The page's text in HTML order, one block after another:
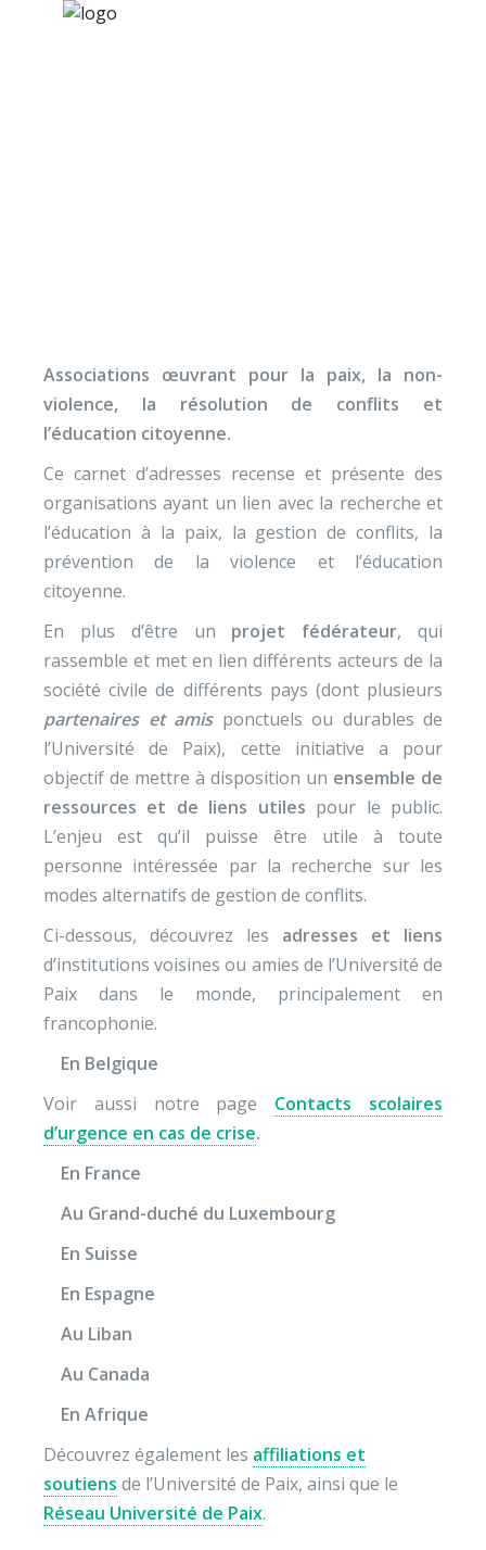
Associations œuvrant pour la paix, la non-
violence, la résolution de conflits et
l’éducation citoyenne.
Ce carnet d’adresses recense et présente des
organisations ayant un lien avec la recherche et
l’éducation à la paix, la gestion de conflits, la
prévention de la violence et l’éducation
citoyenne.
En plus d’être un projet fédérateur, qui
rassemble et met en lien différents acteurs de la
société civile de différents pays (dont plusieurs
partenaires et amis ponctuels ou durables de
l’Université de Paix), cette initiative a pour
objectif de mettre à disposition un ensemble de
ressources et de liens utiles pour le public.
L’enjeu est qu’il puisse être utile à toute
personne intéressée par la recherche sur les
modes alternatifs de gestion de conflits.
Ci-dessous, découvrez les adresses et liens
d’institutions voisines ou amies de l’Université de
Paix dans le monde, principalement en
francophonie.
En Belgique
Voir aussi notre page Contacts scolaires
d’urgence en cas de crise.
En France
Au Grand-duché du Luxembourg
En Suisse
En Espagne
Au Liban
Au Canada
En Afrique
Découvrez également les affiliations et
soutiens de l’Université de Paix, ainsi que le
Réseau Université de Paix.